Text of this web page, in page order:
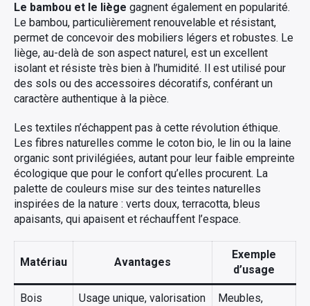
Le bambou et le liège gagnent également en popularité.
Le bambou, particulièrement renouvelable et résistant,
permet de concevoir des mobiliers légers et robustes. Le
liège, au-delà de son aspect naturel, est un excellent
isolant et résiste très bien à l’humidité. Il est utilisé pour
des sols ou des accessoires décoratifs, conférant un
caractère authentique à la pièce.
Les textiles n’échappent pas à cette révolution éthique.
Les fibres naturelles comme le coton bio, le lin ou la laine
organic sont privilégiées, autant pour leur faible empreinte
écologique que pour le confort qu’elles procurent. La
palette de couleurs mise sur des teintes naturelles
inspirées de la nature : verts doux, terracotta, bleus
apaisants, qui apaisent et réchauffent l’espace.
Matériau Avantages
Exemple
d’usage
Bois
Usage unique, valorisation
Meubles,